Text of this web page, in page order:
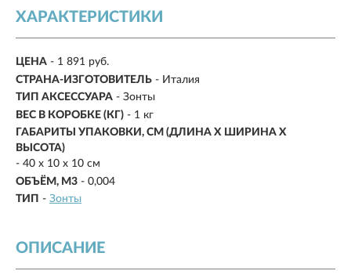
ХАРАКТЕРИСТИКИ
ЦЕНА - 1 891 руб.
СТРАНА-ИЗГОТОВИТЕЛЬ - Италия
ТИП АКСЕССУАРА - Зонты
ВЕС В КОРОБКЕ (КГ) - 1 кг
ГАБАРИТЫ УПАКОВКИ, СМ (ДЛИНА X ШИРИНА X
ВЫСОТА)
- 40 х 10 х 10 см
ОБЪЁМ, М3 - 0,004
ТИП - Зонты
ОПИСАНИЕ